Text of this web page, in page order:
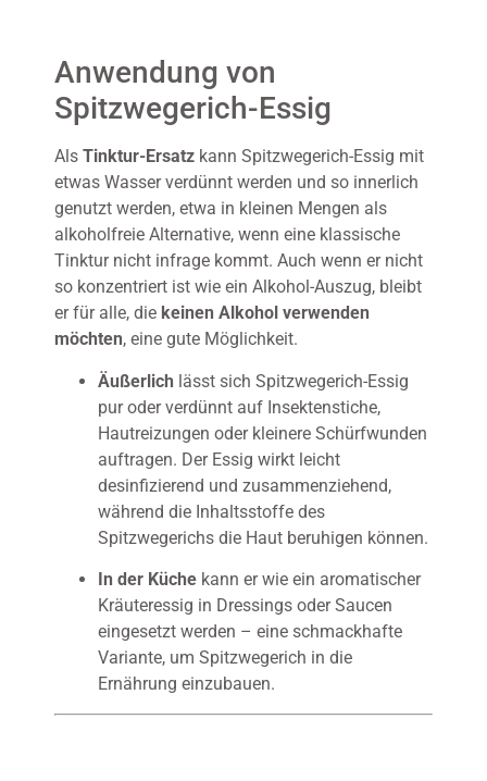
Anwendung von
Spitzwegerich-Essig
Als Tinktur-Ersatz kann Spitzwegerich-Essig mit
etwas Wasser verdünnt werden und so innerlich
genutzt werden, etwa in kleinen Mengen als
alkoholfreie Alternative, wenn eine klassische
Tinktur nicht infrage kommt. Auch wenn er nicht
so konzentriert ist wie ein Alkohol-Auszug, bleibt
er für alle, die keinen Alkohol verwenden
möchten, eine gute Möglichkeit.
Äußerlich lässt sich Spitzwegerich-Essig
pur oder verdünnt auf Insektenstiche,
Hautreizungen oder kleinere Schürfwunden
auftragen. Der Essig wirkt leicht
desinfizierend und zusammenziehend,
während die Inhaltsstoffe des
Spitzwegerichs die Haut beruhigen können.
In der Küche kann er wie ein aromatischer
Kräuteressig in Dressings oder Saucen
eingesetzt werden – eine schmackhafte
Variante, um Spitzwegerich in die
Ernährung einzubauen.